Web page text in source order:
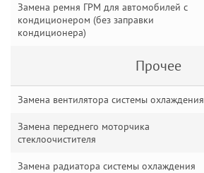
Замена ремня ГРМ для автомобилей с
кондиционером (без заправки
кондиционера)
Прочее
Замена вентилятора системы охлаждения
Замена переднего моторчика
стеклоочистителя
Замена радиатора системы охлаждения